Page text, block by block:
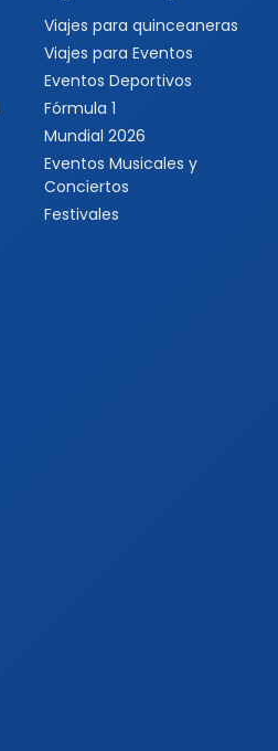
Viajes para quinceaneras
Viajes para Eventos
Eventos Deportivos
Fórmula 1
Mundial 2026
Eventos Musicales y
Conciertos
Festivales